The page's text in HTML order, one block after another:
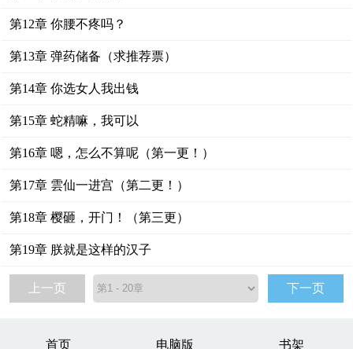
第12章 你腰不疼吗？
第13章 弹药储备（求推荐票）
第14章 你选女人我出钱
第15章 蛇精嘛，我可以
第16章 嗯，怎么不算呢（第一更！）
第17章 雲仙一进宫（第二更！）
第18章 樱砸，开门！（第三更）
第19章 朕就是这样的汉子
上一页 下一页
首页 电脑版 书架